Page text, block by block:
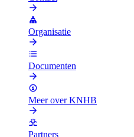
Organisatie
Documenten
Meer over KNHB
Partners